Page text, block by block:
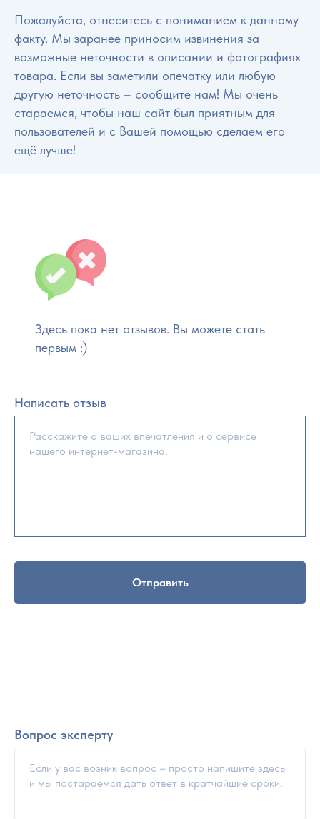
Пожалуйста, отнеситесь с пониманием к данному
факту. Мы заранее приносим извинения за
возможные неточности в описании и фотографиях
товара. Если вы заметили опечатку или любую
другую неточность – сообщите нам! Мы очень
стараемся, чтобы наш сайт был приятным для
пользователей и с Вашей помощью сделаем его
ещё лучше!
Здесь пока нет отзывов. Вы можете стать
первым :)
Написать отзыв
Отправить
Вопрос эксперту